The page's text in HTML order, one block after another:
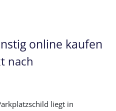
online kaufen
nach
liegt in